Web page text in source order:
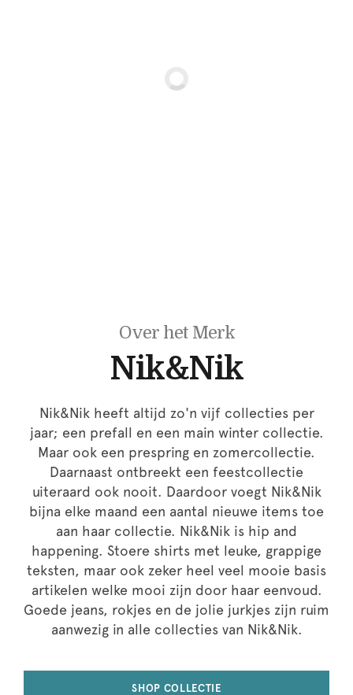
Over het Merk
Nik&Nik
Nik&Nik heeft altijd zo'n vijf collecties per
jaar; een prefall en een main winter collectie.
Maar ook een prespring en zomercollectie.
Daarnaast ontbreekt een feestcollectie
uiteraard ook nooit. Daardoor voegt Nik&Nik
bijna elke maand een aantal nieuwe items toe
aan haar collectie. Nik&Nik is hip and
happening. Stoere shirts met leuke, grappige
teksten, maar ook zeker heel veel mooie basis
artikelen welke mooi zijn door haar eenvoud.
Goede jeans, rokjes en de jolie jurkjes zijn ruim
aanwezig in alle collecties van Nik&Nik.
SHOP COLLECTIE